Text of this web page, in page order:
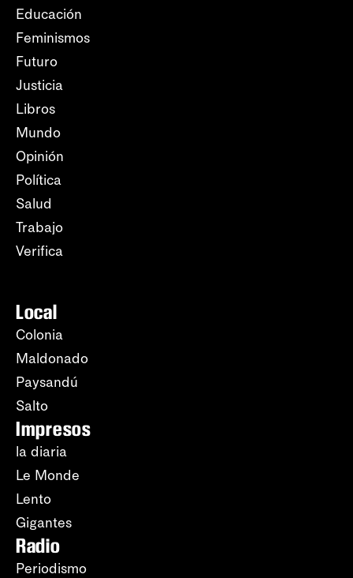
Educación
Feminismos
Futuro
Justicia
Libros
Mundo
Opinión
Política
Salud
Trabajo
Verifica
Local
Colonia
Maldonado
Paysandú
Salto
Impresos
la diaria
Le Monde
Lento
Gigantes
Radio
Periodismo